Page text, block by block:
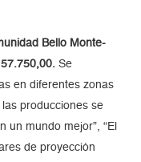
Bello Monte-
Se
en diferentes zonas
producciones se
un mundo mejor”, “El
de proyección